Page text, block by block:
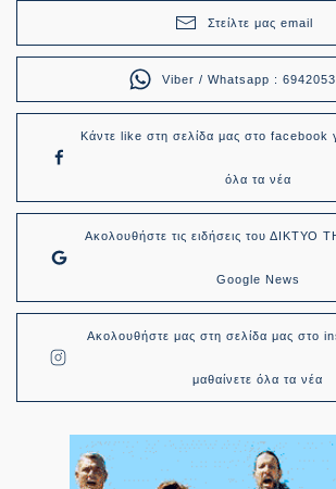
Στείλτε μας email
Viber / Whatsapp :
Κάντε like στη σελίδα μας στο facebook
όλα τα νέα
Ακολουθήστε τις ειδήσεις του
Google News
Ακολουθήστε μας στη σελίδα μας στο
μαθαίνετε όλα τα νέα